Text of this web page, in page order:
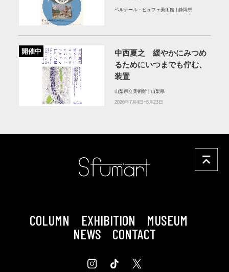
ベルナール・ビュフェ美術館 | 静岡県
開催中
中西夏之 緩やかにみつめ
るためにいつまでも佇む、
装置
山梨県立美術館 | 山梨県
2026年7月4日~8月23日
COLUMN EXHIBITION
MUSEUM
NEWS
CONTACT